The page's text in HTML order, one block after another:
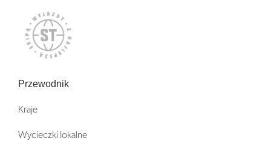
Przewodnik
Kraje
Wycieczki lokalne